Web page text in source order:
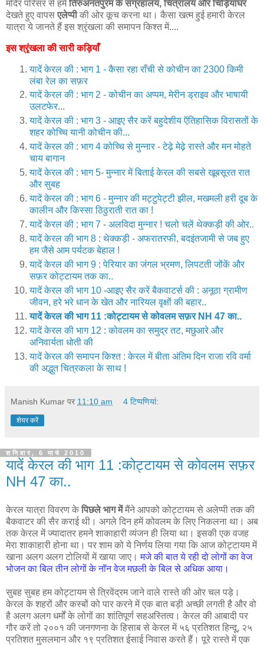
मंदिर परिसर से हमेंतिरुअनंतपुरम के संग्रहालय, चित्रालय और चिड़ियाघर
देखते हुए वापसएलेप्पीकी ओर कूच करना था। कैसा खत्म हुई हमारी केरल
यात्रा ये जानते हैं इस श्रृंखला की समापन किश्त में....
इस श्रृंखला की सारी कड़ियाँ
यादें केरल की : भाग 1 - कैसा रहा राँची से कोचीन का 2300 किमी
लंबा रेल का सफ़र
यादें केरल की : भाग 2 - कोचीन का अप्पम, मेरीन ड्राइव और भाषायी
उलटफेर...
यादें केरल की : भाग 3 - आइए सैर करें बहुदेशीय ऍतिहासिक विरासतों के
शहर कोच्चि यानी कोचीन की...
यादें केरल की : भाग 4 कोच्चि से मुन्नार - टेढ़े मेढ़े रास्ते और मन मोहते
चाय बागान
यादें केरल की : भाग 5- मुन्नार में बिताई केरल की सबसे खूबसूरत रात
और सुबह
यादें केरल की : भाग 6 - मुन्नार की मट्टुपेट्टी झील, मखमली हरी दूब के
कालीन और किस्सा ठिठुराती रात का !
यादें केरल की : भाग 7 - अलविदा मुन्नार ! चलो चलें थेक्कड़ी की ओर..
यादें केरल की भाग 8 : थेक्कड़ी - अफरातरफी, बदइंतजामी से जब हुए
हम जैसे आम पर्यटक बेहाल !
यादें केरल की भाग 9 : पेरियार का जंगल भ्रमण, लिपटती जोंकें और
सफ़र कोट्टायम तक का..
यादें केरल की भाग 10 -आइए सैर करें बैकवाटर्स की : अनूठा ग्रामीण
जीवन, हरे भरे धान के खेत और नारियल वृक्षों की बहार..
यादें केरल की भाग 11 :कोट्टायम से कोवलम सफ़र NH 47 का..
यादें केरल की भाग 12 : कोवलम का समुद्र तट, मछुआरे और
अनिवार्यता धोती की
यादें केरल की समापन किश्त : केरल में बीता अंतिम दिन राजा रवि वर्मा
की अद्भुत चित्रकला के साथ !
Manish Kumar पर 11:10 am 4 टिप्‍पणियां:
शेयर करें
शनिवार, 6 मार्च 2010
यादें केरल की भाग 11 :कोट्टायम से कोवलम सफ़र
NH 47 का..
केरल यात्रा विवरण केपिछले भाग मेंमैंने आपको कोट्टायम से अलेप्पी तक की
बैकवाटर की सैर कराई थी। अगले दिन हमें कोवलम के लिए निकलना था। अब
तक केरल में ज्यादातर हमने शाकाहारी व्यंजन ही लिया था। इसकी एक वजह
मेरा शाकाहारी होना था। पर शाम को ये निर्णय लिया गया कि आज कोट्टायम में
खाना अलग अलग टोलियों में खाया जाए।मजे की बात ये रही दो लोगों का वेज
भोजन का बिल तीन लोगों के नॉन वेज मछली के बिल से अधिक आया।
सुबह सुबह हम कोट्टायम से त्रिवेंद्रम जाने वाले रास्ते की ओर चल पड़े।
केरल के शहरों और कस्बों को पार करने में एक बात बड़ी अच्छी लगती है और वो
है अलग अलग धर्मों के लोगों का शांतिपूर्ण सहअस्तित्व। केरल की आबादी पर
गौर करें तो २००१ की जनगणना के हिसाब से केरल में ५६ प्रतिशत हिन्दू, २५
प्रतिशत मुसलमान और १९ प्रतिशत ईसाई निवास करते हैं। पूरे रास्ते में एक